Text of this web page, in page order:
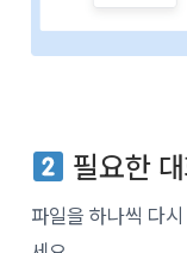
필요한
파일을 하나씩 다